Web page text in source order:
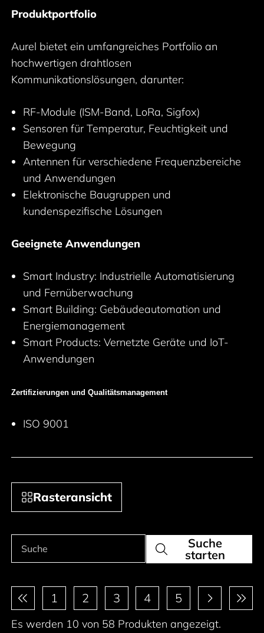
Produktportfolio
Aurel bietet ein umfangreiches Portfolio an
hochwertigen drahtlosen
Kommunikationslösungen, darunter:
RF-Module (ISM-Band, LoRa, Sigfox)
Sensoren für Temperatur, Feuchtigkeit und
Bewegung
Antennen für verschiedene Frequenzbereiche
und Anwendungen
Elektronische Baugruppen und
kundenspezifische Lösungen
Geeignete Anwendungen
Smart Industry: Industrielle Automatisierung
und Fernüberwachung
Smart Building: Gebäudeautomation und
Energiemanagement
Smart Products: Vernetzte Geräte und IoT-
Anwendungen
Zertifizierungen und Qualitätsmanagement
ISO 9001
Rasteransicht
Suche
Suche
starten
Paginierung
1 2 3 4 5
Es werden 10 von 58 Produkten angezeigt.